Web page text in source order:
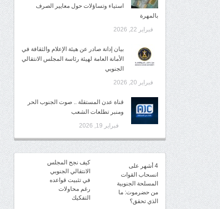
استياء وتساؤلات حول معايير الصرف
بالمهرة
فبراير 22, 2026
بيان إدانة صادر عن هيئة الإعلام والثقافة في
الأمانة العامة لهيئة رئاسة المجلس الانتقالي
الجنوبي
فبراير 20, 2026
قناة عدن المستقلة .. صوت الجنوب الحر
ومنبر تطلعات الشعب
فبراير 19, 2026
4 أشهر على
انسحاب القوات
المسلحة الجنوبية
من حضرموت: ما
الذي تحقق؟
كيف نجح المجلس
الانتقالي الجنوبي
في تثبيت قواعده
رغم محاولات
التفكيك